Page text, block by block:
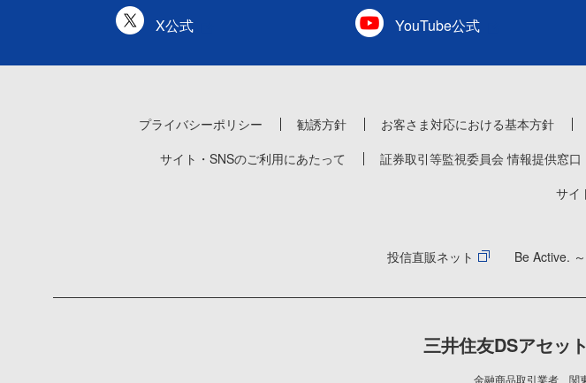
X公式 YouTube公式
プライバシーポリシー 勧誘方針 お客さま対応における基本方針
サイト・SNSのご利用にあたって
証券取引等監視委員会 情報提供窓口
サイ
投信直販ネット Be Active.
三井住友DSアセッ
金融商品取引業者 関